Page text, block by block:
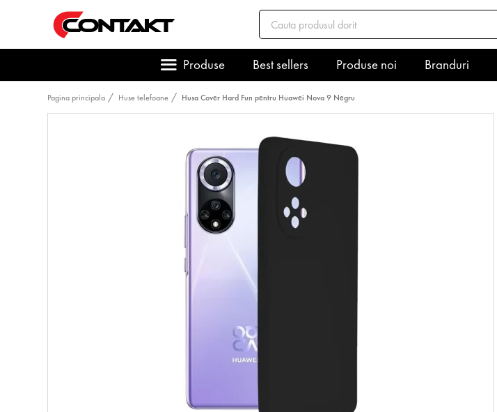
Produse Best sellers Produse noi Branduri
Pagina principala Huse telefoane Husa Cover Hard Fun pentru Huawei Nova 9 Negru